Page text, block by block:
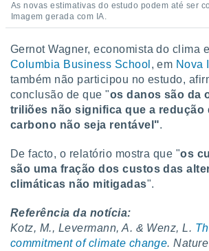
As novas estimativas do estudo podem até ser
Imagem gerada com IA.
Gernot Wagner, economista do clima
Columbia Business School , em Nova
também não participou no estudo,
conclusão de que "os danos são da
triliões não significa que a redução
carbono não seja rentável".
De facto, o relatório mostra que "os
são uma fração dos custos das
climáticas não mitigadas".
Referência da notícia:
Kotz, M., Levermann, A. & Wenz, L.
commitment of climate change.